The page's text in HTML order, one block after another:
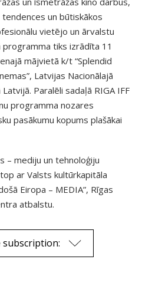
un būtiskākos
vietējo un ārvalstu
tiks izrādīta 11
mājvietā k/t “Splendid
Latvijas Nacionālajā
Paralēli sadaļā RIGA IFF
programma nozares
pasākumu kopums plašākai
– mediju un tehnoloģiju
ar Valsts kultūrkapitāla
Eiropa – MEDIA”, Rīgas
atbalstu.
subscription: